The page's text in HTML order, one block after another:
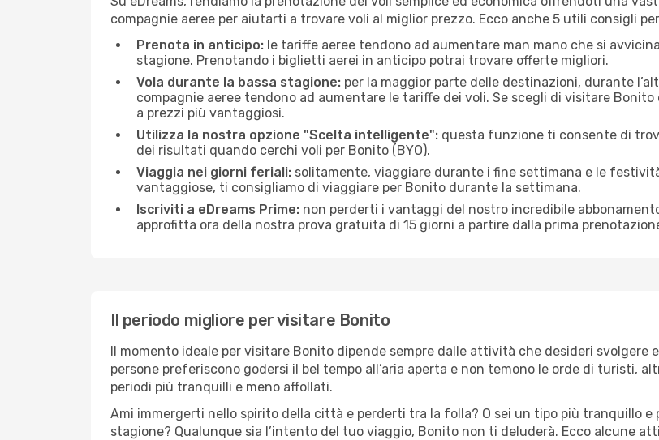
compagnie aeree per aiutarti a trovare voli al miglior prezzo. Ecco anche 5 utili consigli
Prenota in anticipo: le tariffe aeree tendono ad aumentare man mano che si
stagione. Prenotando i biglietti aerei in anticipo potrai trovare offerte migliori.
Vola durante la bassa stagione: per la maggior parte delle destinazioni, durante
compagnie aeree tendono ad aumentare le tariffe dei voli. Se scegli di visitare
a prezzi più vantaggiosi.
Utilizza la nostra opzione "Scelta intelligente": questa funzione ti consente di
dei risultati quando cerchi voli per Bonito (BYO).
Viaggia nei giorni feriali: solitamente, viaggiare durante i fine settimana e le
vantaggiose, ti consigliamo di viaggiare per Bonito durante la settimana.
Iscriviti a eDreams Prime: non perderti i vantaggi del nostro incredibile
approfitta ora della nostra prova gratuita di 15 giorni a partire dalla prima
Il periodo migliore per visitare Bonito
Il momento ideale per visitare Bonito dipende sempre dalle attività che desideri svolgere
persone preferiscono godersi il bel tempo all’aria aperta e non temono le orde di turisti,
periodi più tranquilli e meno affollati.
Ami immergerti nello spirito della città e perderti tra la folla? O sei un tipo più tranquillo
stagione? Qualunque sia l’intento del tuo viaggio, Bonito non ti deluderà. Ecco alcune